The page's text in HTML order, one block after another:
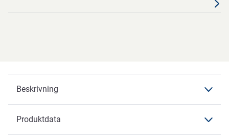
Beskrivning
Produktdata